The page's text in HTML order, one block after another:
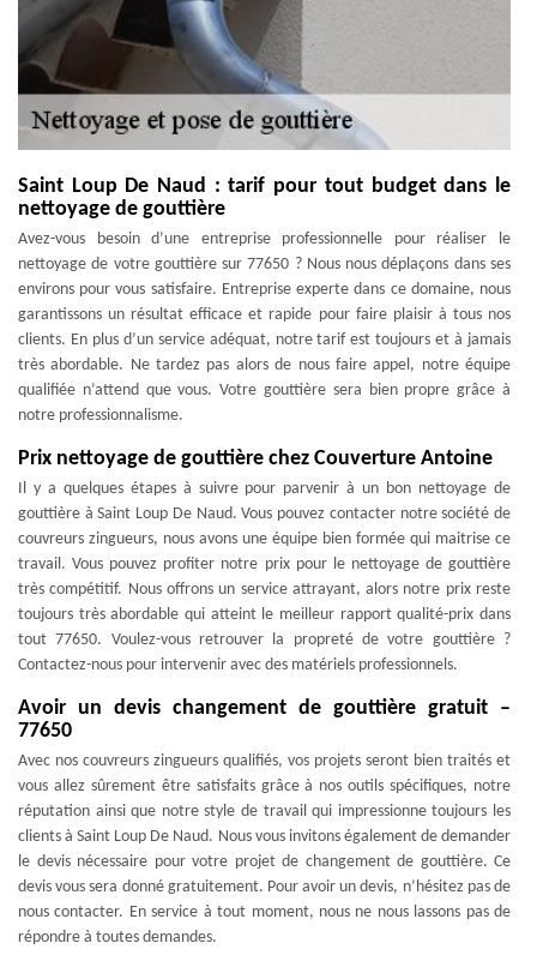
Saint Loup De Naud : tarif pour tout budget dans le
nettoyage de gouttière
Avez-vous besoin d’une entreprise professionnelle pour réaliser le
nettoyage de votre gouttière sur 77650 ? Nous nous déplaçons dans ses
environs pour vous satisfaire. Entreprise experte dans ce domaine, nous
garantissons un résultat efficace et rapide pour faire plaisir à tous nos
clients. En plus d’un service adéquat, notre tarif est toujours et à jamais
très abordable. Ne tardez pas alors de nous faire appel, notre équipe
qualifiée n’attend que vous. Votre gouttière sera bien propre grâce à
notre professionnalisme.
Prix nettoyage de gouttière chez Couverture Antoine
Il y a quelques étapes à suivre pour parvenir à un bon nettoyage de
gouttière à Saint Loup De Naud. Vous pouvez contacter notre société de
couvreurs zingueurs, nous avons une équipe bien formée qui maitrise ce
travail. Vous pouvez profiter notre prix pour le nettoyage de gouttière
très compétitif. Nous offrons un service attrayant, alors notre prix reste
toujours très abordable qui atteint le meilleur rapport qualité-prix dans
tout 77650. Voulez-vous retrouver la propreté de votre gouttière ?
Contactez-nous pour intervenir avec des matériels professionnels.
Avoir un devis changement de gouttière gratuit –
77650
Avec nos couvreurs zingueurs qualifiés, vos projets seront bien traités et
vous allez sûrement être satisfaits grâce à nos outils spécifiques, notre
réputation ainsi que notre style de travail qui impressionne toujours les
clients à Saint Loup De Naud. Nous vous invitons également de demander
le devis nécessaire pour votre projet de changement de gouttière. Ce
devis vous sera donné gratuitement. Pour avoir un devis, n’hésitez pas de
nous contacter. En service à tout moment, nous ne nous lassons pas de
répondre à toutes demandes.